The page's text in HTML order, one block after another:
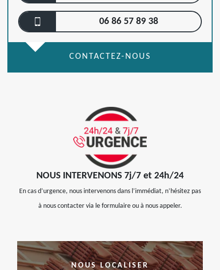
06 86 57 89 38
CONTACTEZ-NOUS
NOUS INTERVENONS 7j/7 et 24h/24
En cas d’urgence, nous intervenons dans l’immédiat, n’hésitez pas
à nous contacter via le formulaire ou à nous appeler.
NOUS LOCALISER